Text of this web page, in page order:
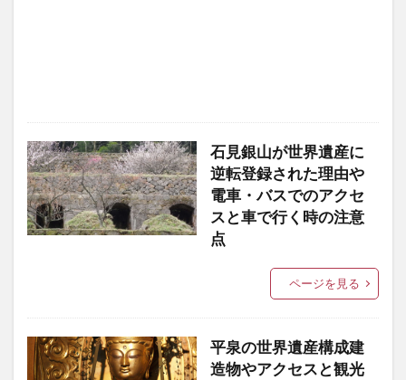
石見銀山が世界遺産に
逆転登録された理由や
電車・バスでのアクセ
スと車で行く時の注意
点
ページを見る
平泉の世界遺産構成建
造物やアクセスと観光